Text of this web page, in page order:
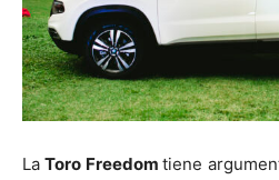
LaToro Freedomtiene